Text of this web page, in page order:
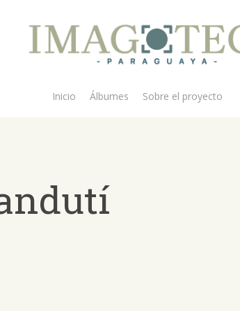
Inicio Álbumes Sobre el proyecto